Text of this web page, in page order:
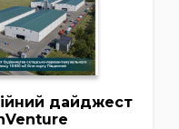
дайджест